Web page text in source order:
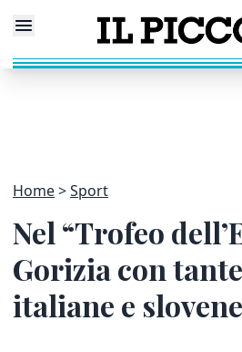
Home Sport
Nel “Trofeo
Gorizia con
italiane e slovene